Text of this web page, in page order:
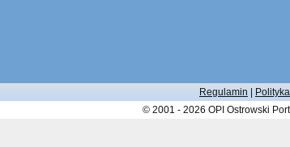
Regulamin
© 2001 - 2026 OPI Ostrowski